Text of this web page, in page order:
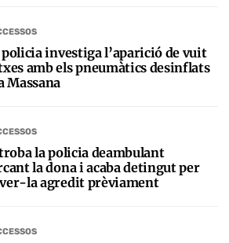
policia investiga l’aparició de vuit
amb els pneumàtics desinflats
Massana
la policia deambulant
la dona i acaba detingut per
la agredit prèviament